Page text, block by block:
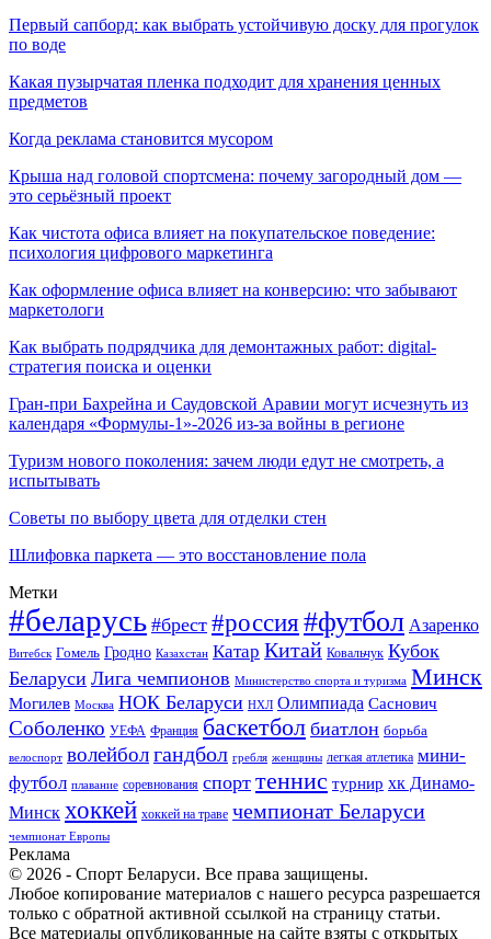
Первый сапборд: как выбрать устойчивую доску для прогулок
по воде
Какая пузырчатая пленка подходит для хранения ценных
предметов
Когда реклама становится мусором
Крыша над головой спортсмена: почему загородный дом —
это серьёзный проект
Как чистота офиса влияет на покупательское поведение:
психология цифрового маркетинга
Как оформление офиса влияет на конверсию: что забывают
маркетологи
Как выбрать подрядчика для демонтажных работ: digital-
стратегия поиска и оценки
Гран-при Бахрейна и Саудовской Аравии могут исчезнуть из
календаря «Формулы-1»-2026 из-за войны в регионе
Туризм нового поколения: зачем люди едут не смотреть, а
испытывать
Советы по выбору цвета для отделки стен
Шлифовка паркета — это восстановление пола
Метки
#беларусь #брест #россия#футбол Азаренко
Витебск Гомель Гродно Казахстан Катар Китай Ковальчук Кубок
Беларуси Лига чемпионов Министерство спорта и туризма Минск
Могилев Москва НОК Беларуси НХЛ Олимпиада Саснович
Соболенко УЕФА Франция баскетбол биатлон борьба
велоспорт волейболгандбол гребля женщины легкая атлетика мини-
футбол плавание соревнования спорт теннис турнир хк Динамо-
Минск хоккей хоккей на траве чемпионат Беларуси
чемпионат Европы
Реклама
© 2026 - Спорт Беларуси. Все права защищены.
Любое копирование материалов с нашего ресурса разрешается
только с обратной активной ссылкой на страницу статьи.
Все материалы опубликованные на сайте взяты с открытых